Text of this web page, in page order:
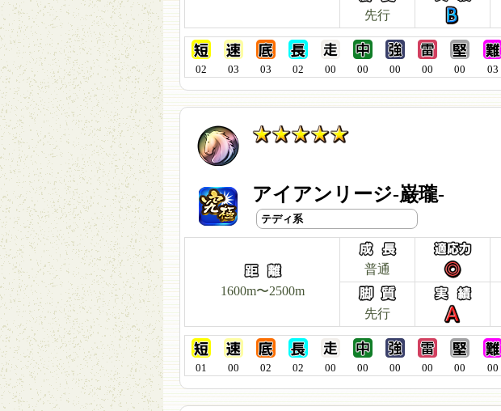
先行
02 03 03 02 00 00 00 00 00 03
アイアンリージ-巌瓏-
テディ系
1600m〜2500m
普通
先行
01 00 02 02 00 00 00 00 00 00